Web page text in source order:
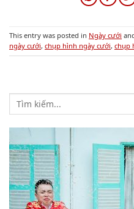
This entry was posted in Ngày cưới
ngày cưới, chụp hình ngày cưới, chụp